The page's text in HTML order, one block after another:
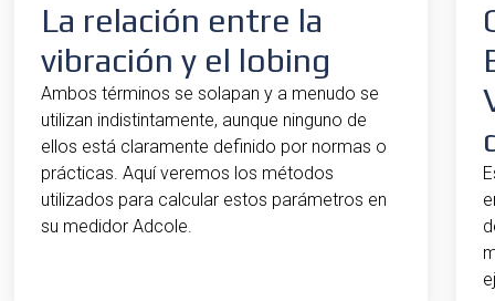
La relación entre la
vibración y el lobing
Ambos términos se solapan y a menudo se
utilizan indistintamente, aunque ninguno de
ellos está claramente definido por normas o
prácticas. Aquí veremos los métodos
utilizados para calcular estos parámetros en
su medidor Adcole.